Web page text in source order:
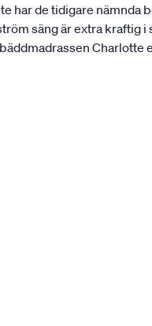
har de tidigare
säng är extra
Charlotte